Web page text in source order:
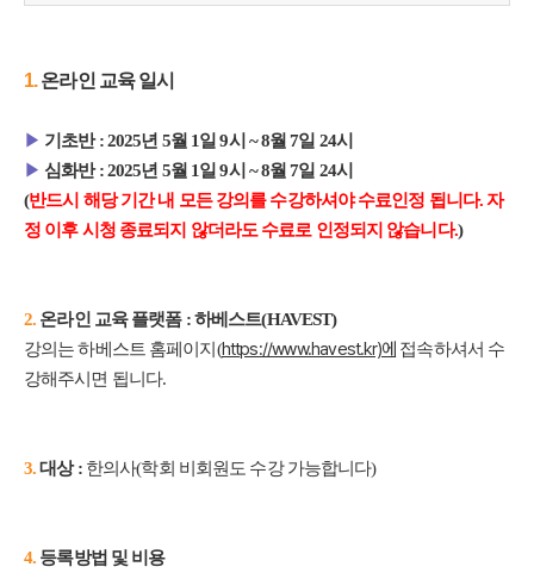
1.​온라인 교육 일시
▶ 기초반 : 2025년 5월 1일 9시 ~ 8월 7일 24시
▶ 심화반 : 2025년 5월 1일 9시 ~ 8월 7일 24시
(반드시 해당 기간 내 모든 강의를 수강하셔야 수료인정 됩니다. 자
정 이후 시청 종료되지 않더라도 수료로 인정되지 않습니다.)
2. ​온라인 교육 플랫폼 : 하베스트(HAVEST)
강의는 하베스트 홈페이지(https://www.havest.kr)에 접속하셔서 수
강해주시면 됩니다.
3.​대상 : 한의사(학회 비회원도 수강 가능합니다)
4. ​등록방법 및 비용